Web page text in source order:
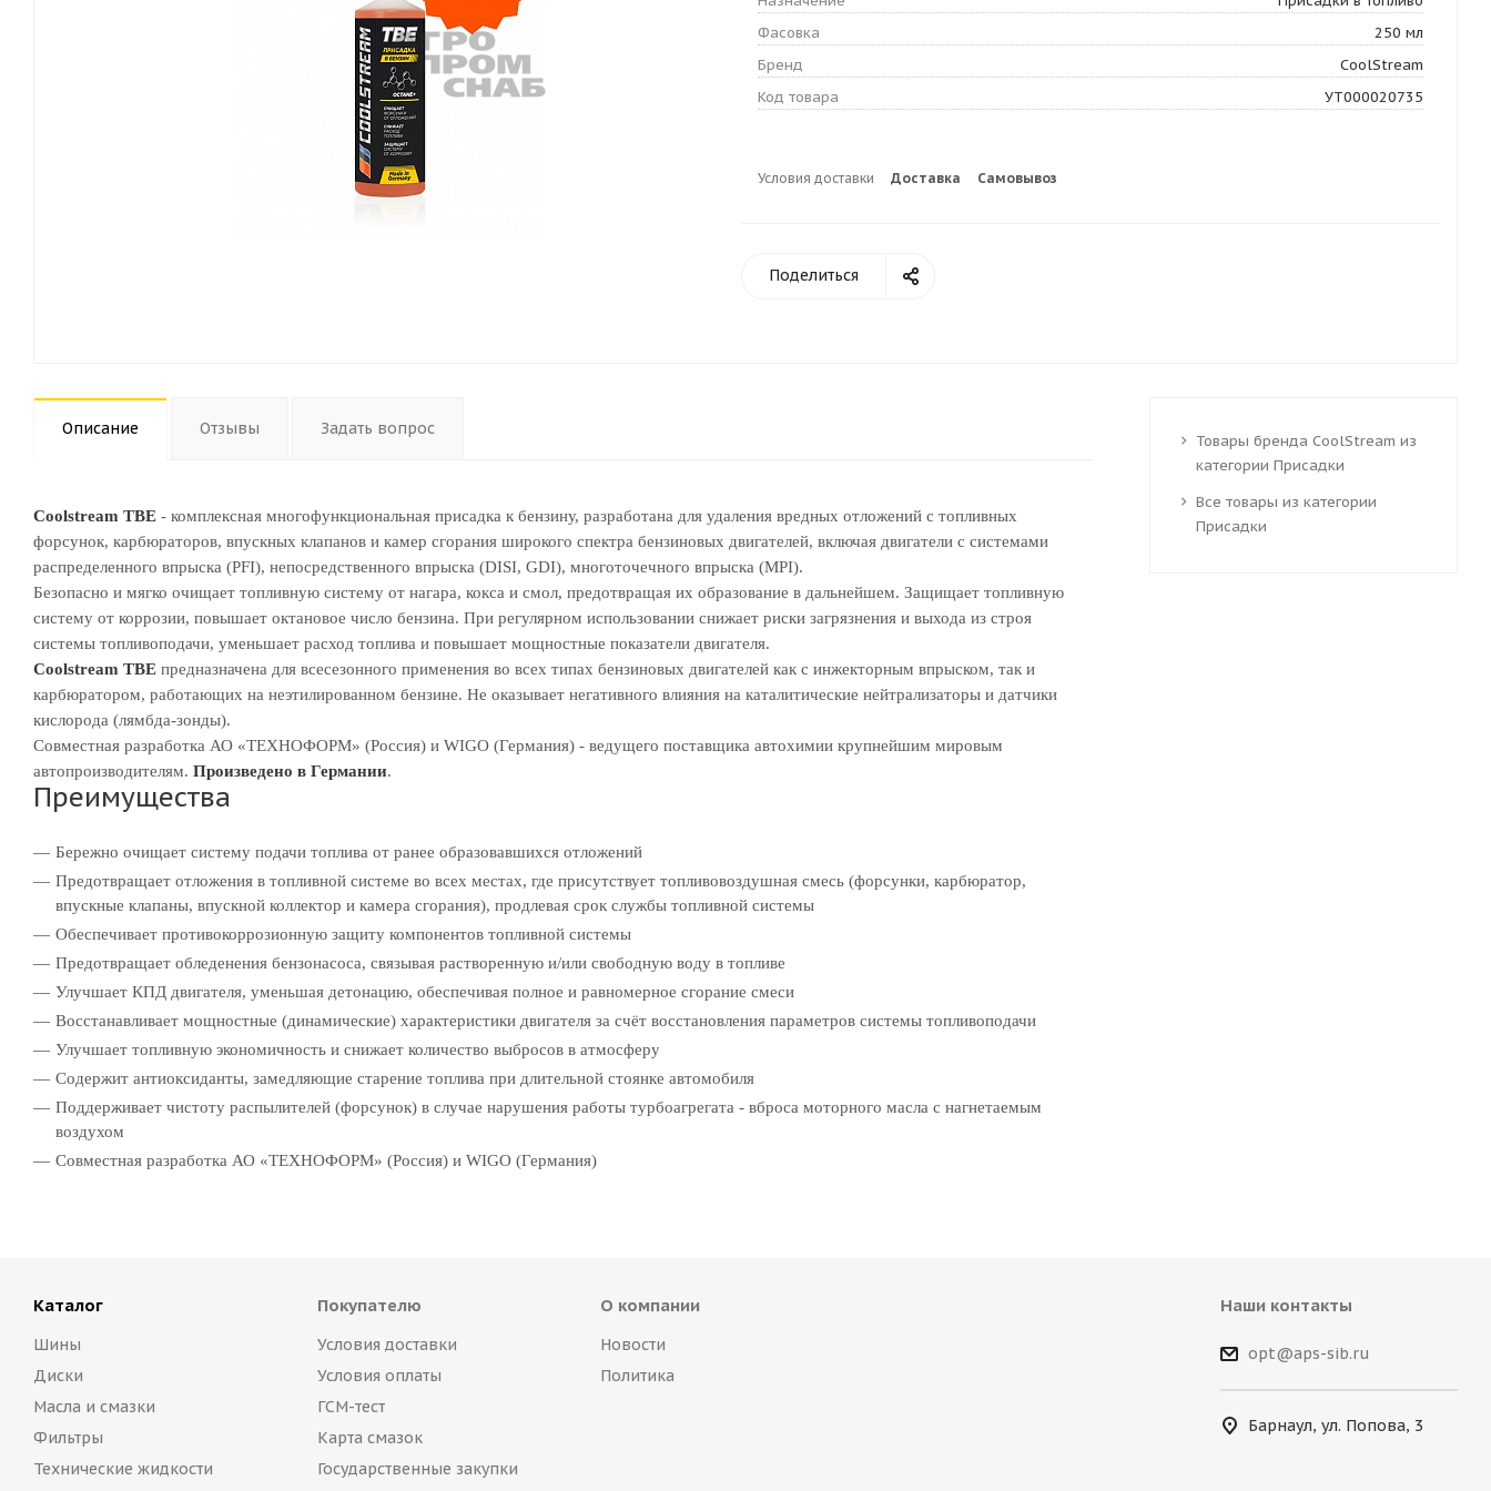
Фасовка
250 мл
Бренд
CoolStream
Код товара
УТ000020735
Условия доставки Доставка Самовывоз
Поделиться
Описание Отзывы Задать вопрос
Coolstream TBE - комплексная многофункциональная присадка к бензину, разработана для удаления вредных отложений с топливных
форсунок, карбюраторов, впускных клапанов и камер сгорания широкого спектра бензиновых двигателей, включая двигатели с системами
распределенного впрыска (PFI), непосредственного впрыска (DISI, GDI), многоточечного впрыска (MPI).
Безопасно и мягко очищает топливную систему от нагара, кокса и смол, предотвращая их образование в дальнейшем. Защищает топливную
систему от коррозии, повышает октановое число бензина. При регулярном использовании снижает риски загрязнения и выхода из строя
системы топливоподачи, уменьшает расход топлива и повышает мощностные показатели двигателя.
Coolstream TBE предназначена для всесезонного применения во всех типах бензиновых двигателей как с инжекторным впрыском, так и
карбюратором, работающих на неэтилированном бензине. Не оказывает негативного влияния на каталитические нейтрализаторы и датчики
кислорода (лямбда-зонды).
Совместная разработка АО «ТЕХНОФОРМ» (Россия) и WIGO (Германия) - ведущего поставщика автохимии крупнейшим мировым
автопроизводителям. Произведено в Германии.
Преимущества
Бережно очищает систему подачи топлива от ранее образовавшихся отложений
Предотвращает отложения в топливной системе во всех местах, где присутствует топливовоздушная смесь (форсунки, карбюратор,
впускные клапаны, впускной коллектор и камера сгорания), продлевая срок службы топливной системы
Обеспечивает противокоррозионную защиту компонентов топливной системы
Предотвращает обледенения бензонасоса, связывая растворенную и/или свободную воду в топливе
Улучшает КПД двигателя, уменьшая детонацию, обеспечивая полное и равномерное сгорание смеси
Восстанавливает мощностные (динамические) характеристики двигателя за счёт восстановления параметров системы топливоподачи
Улучшает топливную экономичность и снижает количество выбросов в атмосферу
Содержит антиоксиданты, замедляющие старение топлива при длительной стоянке автомобиля
Поддерживает чистоту распылителей (форсунок) в случае нарушения работы турбоагрегата - вброса моторного масла с нагнетаемым
воздухом
Совместная разработка АО «ТЕХНОФОРМ» (Россия) и WIGO (Германия)
Товары бренда CoolStream из
категории Присадки
Все товары из категории
Присадки
Каталог
Шины
Диски
Масла и смазки
Фильтры
Технические жидкости
Покупателю
Условия доставки
Условия оплаты
ГСМ-тест
Карта смазок
Государственные закупки
О компании
Новости
Политика
Наши контакты
opt@aps-sib.ru
Барнаул, ул. Попова, 3